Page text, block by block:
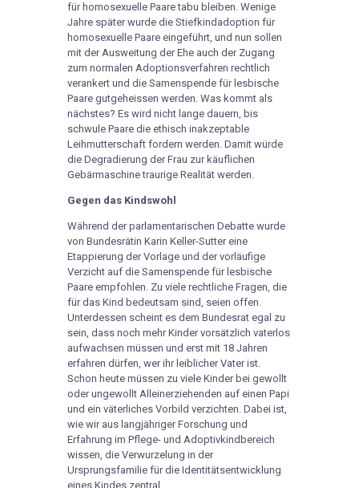
für homosexuelle Paare tabu bleiben. Wenige
Jahre später wurde die Stiefkindadoption für
homosexuelle Paare eingeführt, und nun sollen
mit der Ausweitung der Ehe auch der Zugang
zum normalen Adoptionsverfahren rechtlich
verankert und die Samenspende für lesbische
Paare gutgeheissen werden. Was kommt als
nächstes? Es wird nicht lange dauern, bis
schwule Paare die ethisch inakzeptable
Leihmutterschaft fordern werden. Damit würde
die Degradierung der Frau zur käuflichen
Gebärmaschine traurige Realität werden.
Gegen das Kindswohl
Während der parlamentarischen Debatte wurde
von Bundesrätin Karin Keller-Sutter eine
Etappierung der Vorlage und der vorläufige
Verzicht auf die Samenspende für lesbische
Paare empfohlen. Zu viele rechtliche Fragen, die
für das Kind bedeutsam sind, seien offen.
Unterdessen scheint es dem Bundesrat egal zu
sein, dass noch mehr Kinder vorsätzlich vaterlos
aufwachsen müssen und erst mit 18 Jahren
erfahren dürfen, wer ihr leiblicher Vater ist.
Schon heute müssen zu viele Kinder bei gewollt
oder ungewollt Alleinerziehenden auf einen Papi
und ein väterliches Vorbild verzichten. Dabei ist,
wie wir aus langjähriger Forschung und
Erfahrung im Pflege- und Adoptivkindbereich
wissen, die Verwurzelung in der
Ursprungsfamilie für die Identitätsentwicklung
eines Kindes zentral.